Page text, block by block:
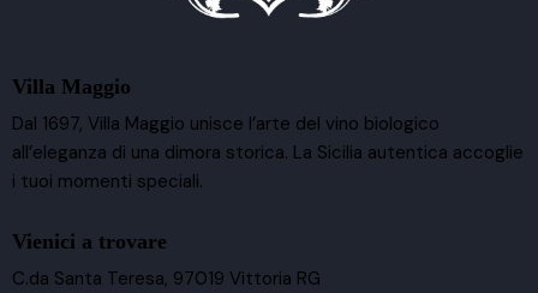
Villa Maggio
Dal 1697, Villa Maggio unisce l’arte del vino biologico
all’eleganza di una dimora storica. La Sicilia autentica accoglie
i tuoi momenti speciali.
Vienici a trovare
C.da Santa Teresa, 97019 Vittoria RG